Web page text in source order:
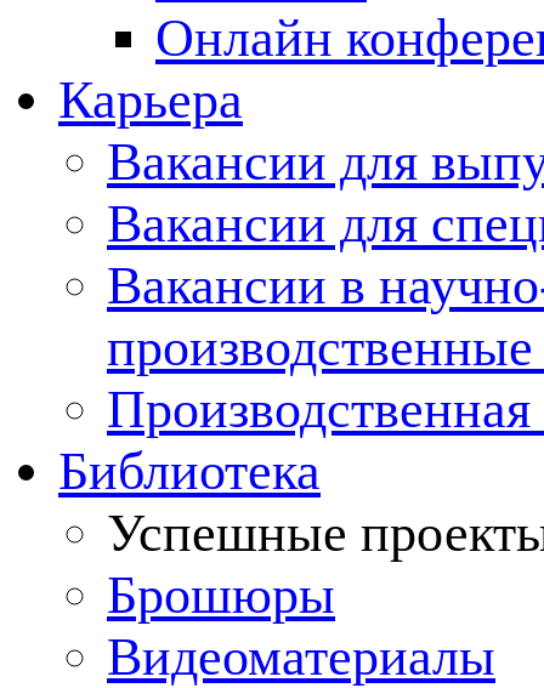
Онлайн
Карьера
Вакансии для
Вакансии для
Вакансии в
Производственная
Библиотека
Успешные
Брошюры
Видеоматериалы